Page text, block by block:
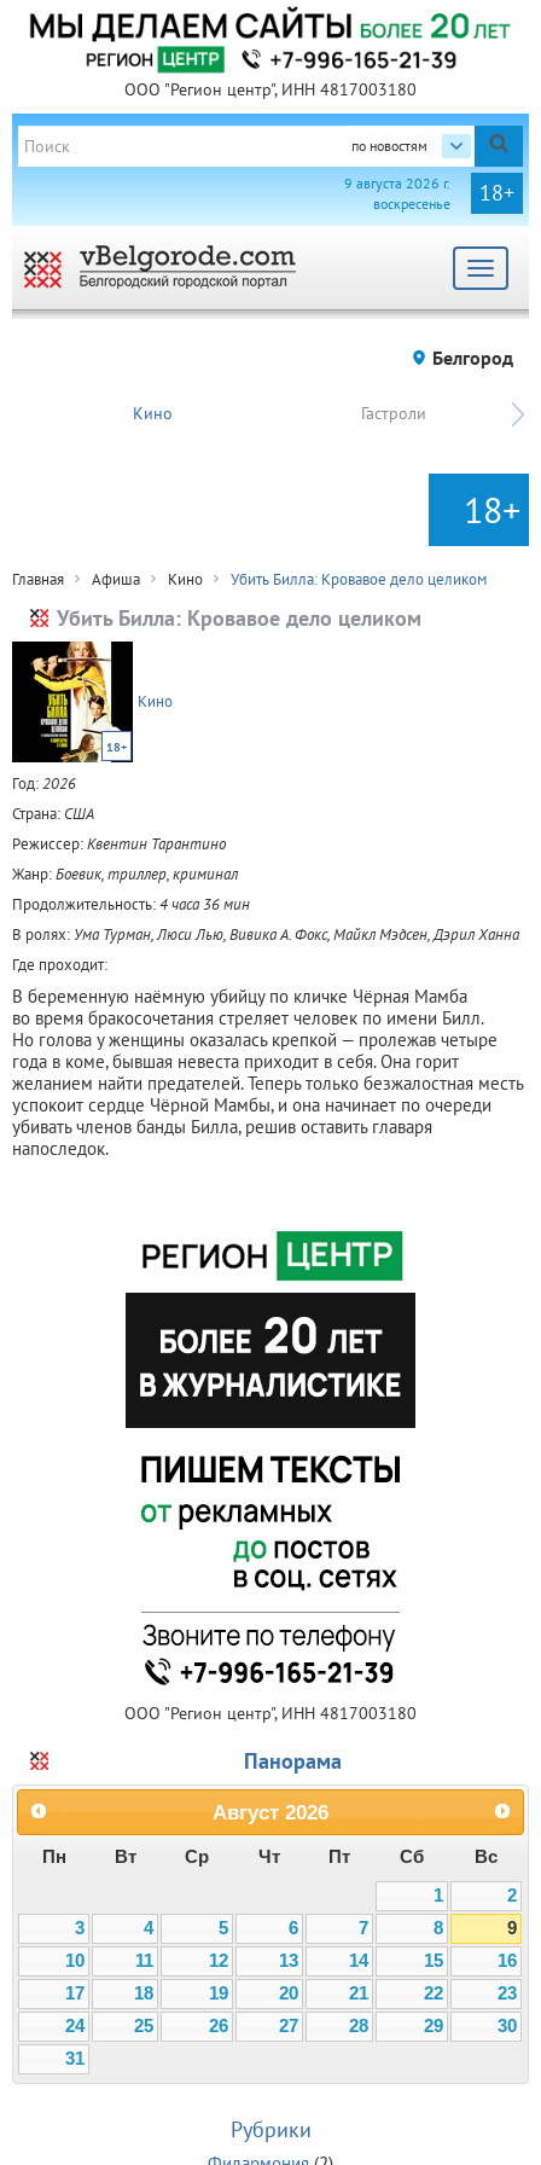
ООО "Регион центр", ИНН 4817003180
по новостям
18+
9 августа 2026 г.
воскресенье
Toggle
Белгород
Кино Гастроли
18+
Главная Афиша Кино Убить Билла: Кровавое дело целиком
Убить Билла: Кровавое дело целиком
18+
Кино
Год:2026
Страна: США
Режиссер:Квентин Тарантино
Жанр:Боевик, триллер, криминал
Продолжительность:4 часа 36 мин
В ролях: Ума Турман, Люси Лью, Вивика А. Фокс, Майкл Мэдсен, Дэрил Ханна
Где проходит:
В беременную наёмную убийцу по кличке Чёрная Мамба
во время бракосочетания стреляет человек по имени Билл.
Но голова у женщины оказалась крепкой — пролежав четыре
года в коме, бывшая невеста приходит в себя. Она горит
желанием найти предателей. Теперь только безжалостная месть
успокоит сердце Чёрной Мамбы, и она начинает по очереди
убивать членов банды Билла, решив оставить главаря
напоследок.
ООО "Регион центр", ИНН 4817003180
Панорама
Август 2026
Пн Вт Ср Чт Пт Сб
Вс
1
2
3
4 5 6 7 8
9
10
11 12 13 14 15
16
17
18 19 20 21 22
23
24
25 26 27 28 29
30
31
Рубрики